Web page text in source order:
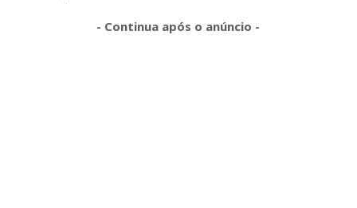
- Continua após o anúncio -